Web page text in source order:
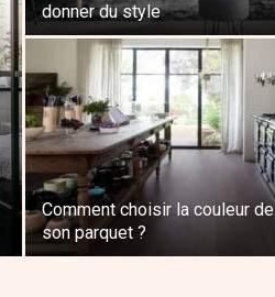
donner du style
Comment choisir la couleur de
son parquet ?